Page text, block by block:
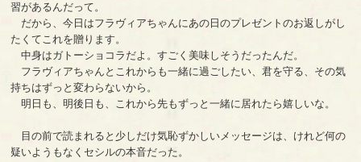
習があるんだって。
だから、今日はフラヴィアちゃんにあの日のプレゼントのお返しがし
たくてこれを贈ります。
中身はガトーショコラだよ。すごく美味しそうだったんだ。
フラヴィアちゃんとこれからも一緒に過ごしたい、君を守る、その気
持ちはずっと変わらないから。
明日も、明後日も、これから先もずっと一緒に居れたら嬉しいな。
目の前で読まれると少しだけ気恥ずかしいメッセージは、けれど何の
疑いようもなくセシルの本音だった。